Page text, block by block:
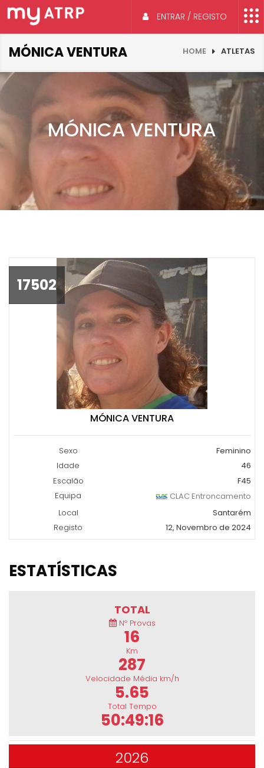
ENTRAR / REGISTO
MÓNICA VENTURA HOME ATLETAS
MÓNICA VENTURA
17502
MÓNICA VENTURA
Sexo
Feminino
Idade
46
Escalão
F45
Equipa
CLAC Entroncamento
Local
Santarém
Registo
12, Novembro de 2024
ESTATÍSTICAS
TOTAL
Nº Provas
16
Km
287
Velocidade Média km/h
5.65
Total Tempo
50:49:16
2026